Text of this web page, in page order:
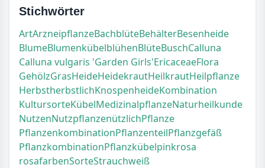
Stichwörter
ArtArzneipflanzeBachblüteBehälterBesenheide
BlumeBlumenkübelblühenBlüteBuschCalluna
Calluna vulgaris 'Garden Girls'EricaceaeFlora
GehölzGrasHeideHeidekrautHeilkrautHeilpflanze
HerbstherbstlichKnospenheideKombination
KultursorteKübelMedizinalpflanzeNaturheilkunde
NutzenNutzpflanzenützlichPflanze
PflanzenkombinationPflanzenteilPflanzgefäß
PflanzkombinationPflanzkübelpinkrosa
rosafarbenSorteStrauchweiß